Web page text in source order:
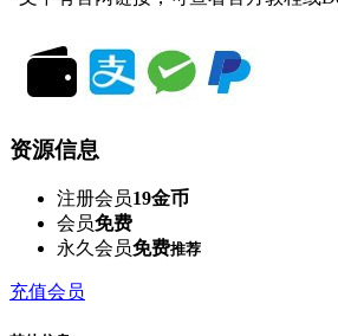
资源信息
注册会员19金币
会员免费
永久会员免费推荐
充值会员